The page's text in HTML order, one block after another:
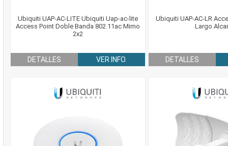
Ubiquiti UAP-AC-LITE Ubiquiti Uap-ac-lite
Access Point Doble Banda 802.11ac Mimo
2x2
DETALLES VER INFO.
Ubiquiti UAP-AC-LR
Largo
DETALLES